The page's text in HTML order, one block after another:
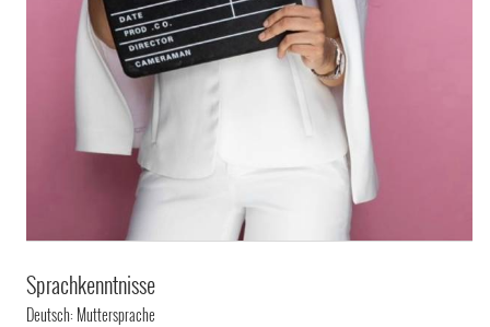
Sprachkenntnisse
Deutsch: Muttersprache